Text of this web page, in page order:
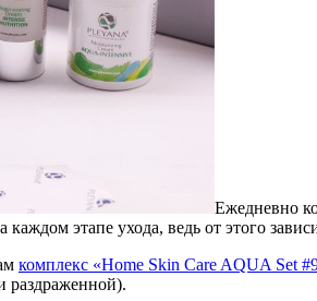
Ежедневно
каждом этапе ухода, ведь от этого
комплекс «Home Skin Care AQUA Set
раздраженной).